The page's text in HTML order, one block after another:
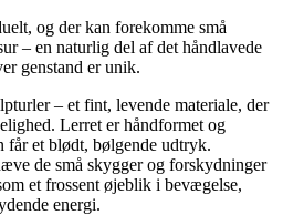
og der kan forekomme små
– en naturlig del af det håndlavede
genstand er unik.
– et fint, levende materiale, der
Lerret er håndformet og
får et blødt, bølgende udtryk.
de små skygger og forskydninger
et frossent øjeblik i bevægelse,
energi.